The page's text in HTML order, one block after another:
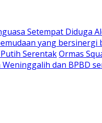
Setempat Diduga
yang bersinergi
SerentakOrmas
dan BPBD